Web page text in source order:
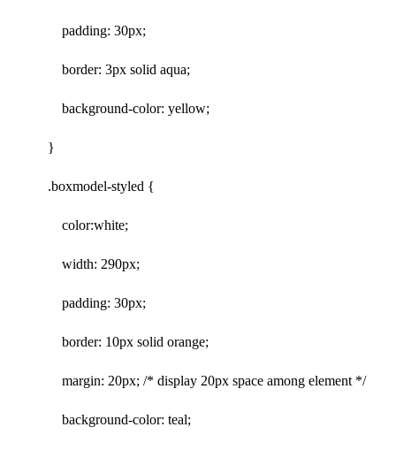
padding: 30px;
border: 3px solid aqua;
background-color: yellow;
}
.boxmodel-styled {
color:white;
width: 290px;
padding: 30px;
border: 10px solid orange;
margin: 20px; /* display 20px space among element */
background-color: teal;